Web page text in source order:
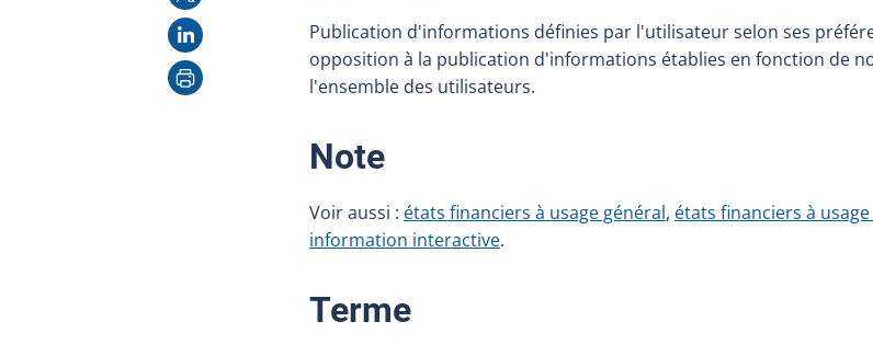
LinkedIn
Imprimer
Publication d'informations définies par l'utilisateur selon ses
opposition à la publication d'informations établies en fonction de
l'ensemble des utilisateurs.
Note:
Voir aussi : états financiers à usage général, états financiers à
information interactive.
Terme: